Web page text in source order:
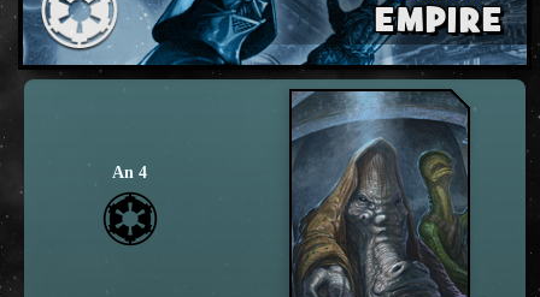
EMPIRE
An 4